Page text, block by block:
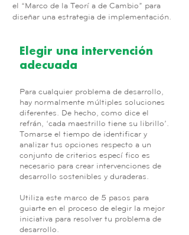
el “Marco de la Teoría de Cambio” para
diseñar una estrategia de implementación.
Elegir una intervención
adecuada
Para cualquier problema de desarrollo,
hay normalmente múltiples soluciones
diferentes. De hecho, como dice el
refrán, ‘cada maestrillo tiene su librillo’.
Tomarse el tiempo de identificar y
analizar tus opciones respecto a un
conjunto de criterios específico es
necesario para crear intervenciones de
desarrollo sostenibles y duraderas.
Utiliza este marco de 5 pasos para
guiarte en el proceso de elegir la mejor
iniciativa para resolver tu problema de
desarrollo.